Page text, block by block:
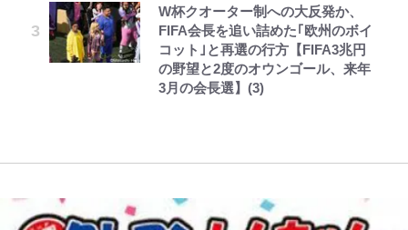
W杯クオーター制への大反発か、
FIFA会長を追い詰めた｢欧州のボイ
コット｣と再選の行方【FIFA3兆円
の野望と2度のオウンゴール、来年
3月の会長選】(3)
つけたら即購入！」
と「貝殻水着」を超える伝説の衣装
に迫る
けど……」 グラベルバイクで暑さ
に負けそうなヒルクライム、砂利道
を疾走して少年時代を振り返る50
代の夏 長野県｜2026年
包容力…超愛される日本代表